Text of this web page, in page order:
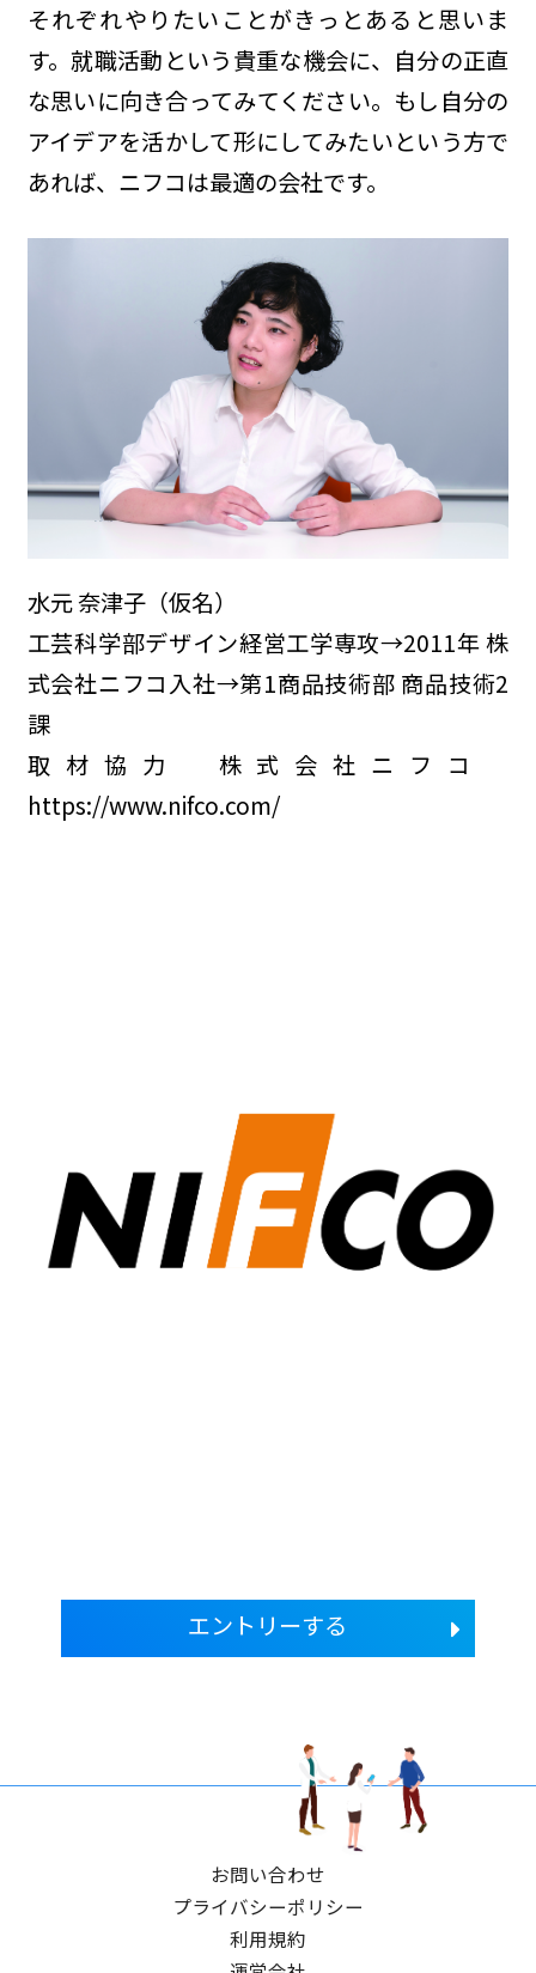
それぞれやりたいことがきっとあると思いま
す。就職活動という貴重な機会に、自分の正直
な思いに向き合ってみてください。もし自分の
アイデアを活かして形にしてみたいという方で
あれば、ニフコは最適の会社です。
水元 奈津子（仮名）
工芸科学部デザイン経営工学専攻→2011年 株
式会社ニフコ入社→第1商品技術部 商品技術2
課
取材協力 株式会社ニフコ
https://www.nifco.com/
エントリーする
お問い合わせ
プライバシーポリシー
利用規約